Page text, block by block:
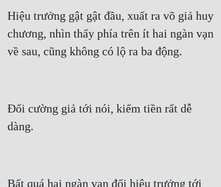
Hiệu trưởng gật gật đầu, xuất ra võ giả huy
chương, nhìn thấy phía trên ít hai ngàn vạn
về sau, cũng không có lộ ra ba động.
Đối cường giả tới nói, kiếm tiền rất dễ
dàng.
Bất quá hai ngàn vạn đối hiệu trưởng tới